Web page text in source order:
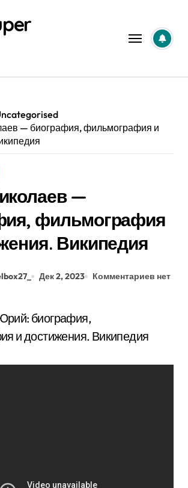
— биография, фильмография и
—
фильмография
Википедия
Дек 2, 2023 Комментариев нет